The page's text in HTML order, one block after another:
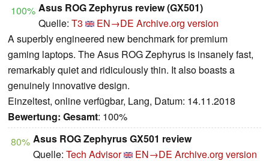
100% Asus ROG Zephyrus review (GX501)
Quelle: T3 EN→DE Archive.org version
A superbly engineered new benchmark for premium
gaming laptops. The Asus ROG Zephyrus is insanely fast,
remarkably quiet and ridiculously thin. It also boasts a
genuinely innovative design.
Einzeltest, online verfügbar, Lang, Datum: 14.11.2018
Bewertung: Gesamt: 100%
80% Asus ROG Zephyrus GX501 review
Quelle: Tech Advisor EN→DE Archive.org version